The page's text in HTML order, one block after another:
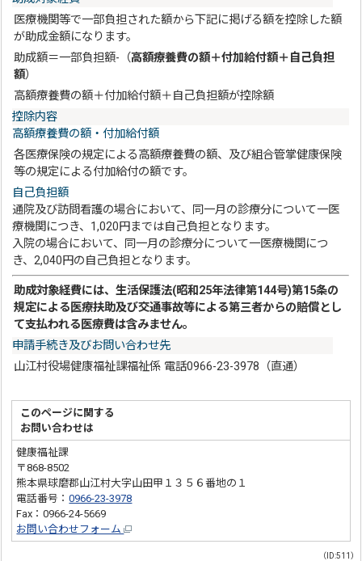
医療機関等で一部負担された額から下記に掲げる額を控除した額
が助成金額になります。
助成額＝一部負担額-（高額療養費の額＋付加給付額＋自己負担
額）
高額療養費の額＋付加給付額＋自己負担額が控除額
控除内容
高額療養費の額・付加給付額
各医療保険の規定による高額療養費の額、及び組合管掌健康保険
等の規定による付加給付の額です。
自己負担額
通院及び訪問看護の場合において、同一月の診療分について一医
療機関につき、1,020円までは自己負担となります。
入院の場合において、同一月の診療分について一医療機関につ
き、2,040円の自己負担となります。
助成対象経費には、生活保護法(昭和25年法律第144号)第15条の
規定による医療扶助及び交通事故等による第三者からの賠償とし
て支払われる医療費は含みません。
申請手続き及びお問い合わせ先
山江村役場健康福祉課福祉係 電話0966-23-3978（直通）
このページに関する
お問い合わせは
健康福祉課
〒868-8502
熊本県球磨郡山江村大字山田甲１３５６番地の１
電話番号：0966-23-3978
Fax：0966-24-5669
お問い合わせフォーム
（ID:511）